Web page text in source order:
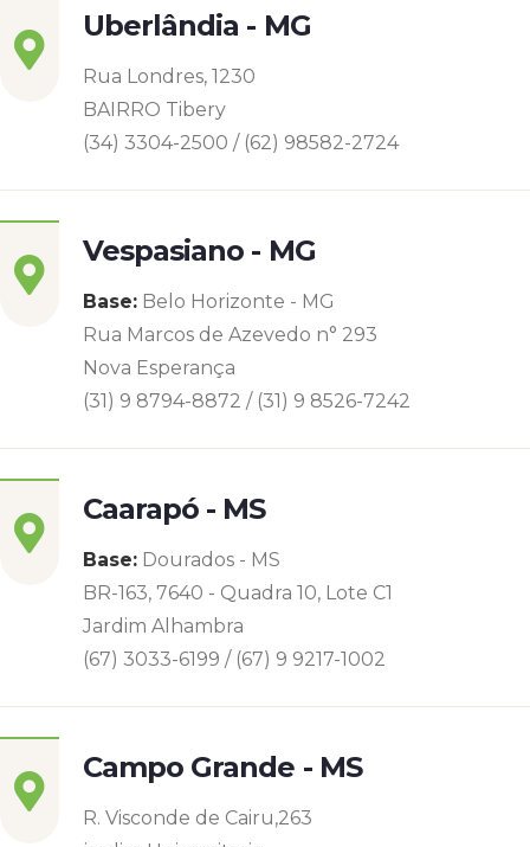
Uberlândia - MG
Rua Londres, 1230
BAIRRO Tibery
(34) 3304-2500 / (62) 98582-2724
Vespasiano - MG
Base: Belo Horizonte - MG
Rua Marcos de Azevedo n° 293
Nova Esperança
(31) 9 8794-8872 / (31) 9 8526-7242
Caarapó - MS
Base: Dourados - MS
BR-163, 7640 - Quadra 10, Lote C1
Jardim Alhambra
(67) 3033-6199 / (67) 9 9217-1002
Campo Grande - MS
R. Visconde de Cairu,263